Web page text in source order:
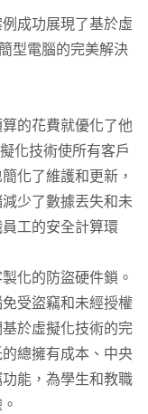
成功展現了基於虛
型電腦的完美解決
的花費就優化了他
化技術使所有客戶
化了維護和更新，
少了數據丟失和未
工的安全計算環
化的防盜硬件鎖。
受盜竊和未經授權
於虛擬化技術的完
總擁有成本、中央
能，為學生和教職